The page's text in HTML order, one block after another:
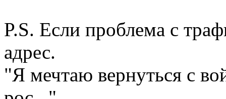
P.S. Если проблема с
адрес.
"Я мечтаю вернуться с